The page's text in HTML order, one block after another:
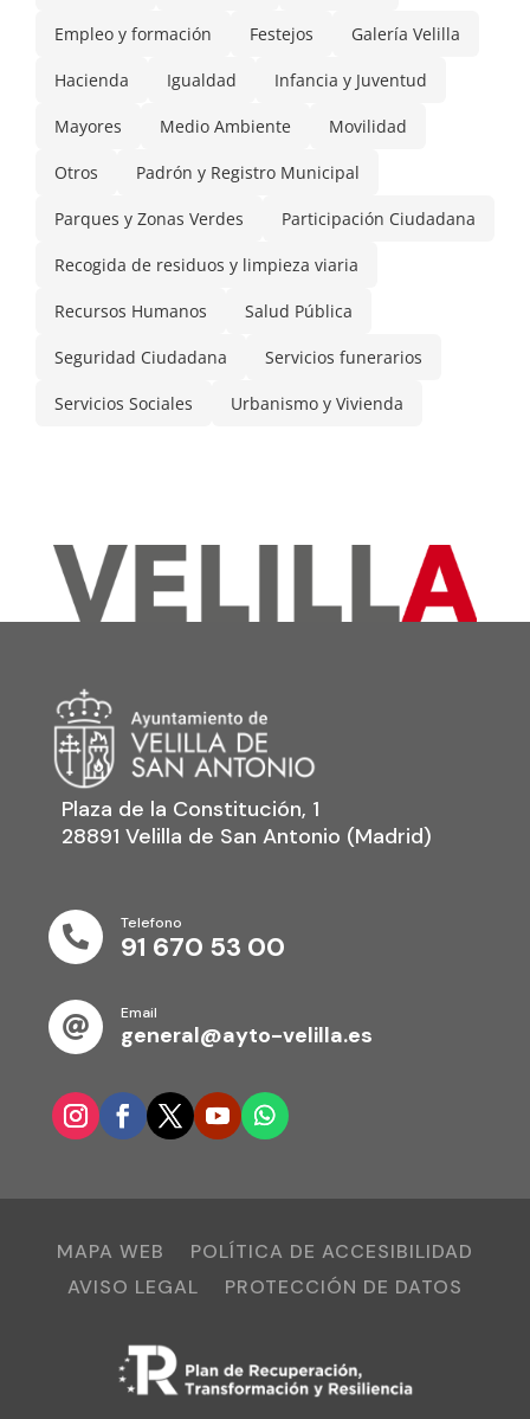
Empleo y formación Festejos Galería Velilla
Hacienda Igualdad Infancia y Juventud
Mayores Medio Ambiente Movilidad
Otros Padrón y Registro Municipal
Parques y Zonas Verdes Participación Ciudadana
Recogida de residuos y limpieza viaria
Recursos Humanos Salud Pública
Seguridad Ciudadana Servicios funerarios
Servicios Sociales Urbanismo y Vivienda
Plaza de la Constitución, 1
28891 Velilla de San Antonio (Madrid)

Telefono
91 670 53 00

Email
general@ayto-velilla.es
MAPA WEB
POLÍTICA DE ACCESIBILIDAD
AVISO LEGAL
PROTECCIÓN DE DATOS